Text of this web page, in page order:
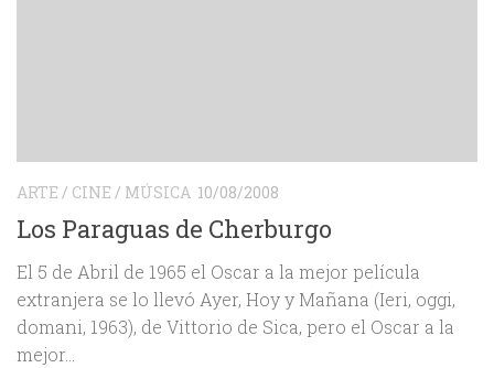
ARTE / CINE / MÚSICA 10/08/2008
Los Paraguas de Cherburgo
El 5 de Abril de 1965 el Oscar a la mejor película
extranjera se lo llevó Ayer, Hoy y Mañana (Ieri, oggi,
domani, 1963), de Vittorio de Sica, pero el Oscar a la
mejor...